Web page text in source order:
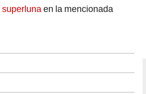
superlunaen la mencionada